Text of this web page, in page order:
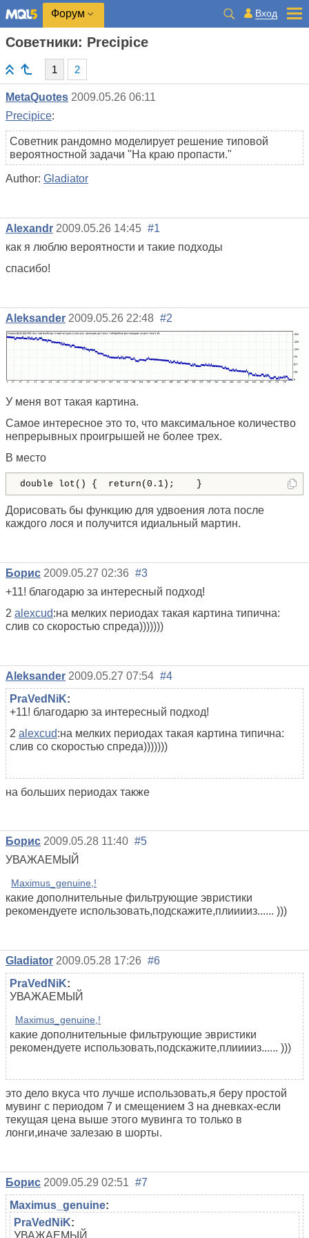
Форум Вход
Советники: Precipice
1 2
MetaQuotes 2009.05.26 06:11
Precipice:
Советник рандомно моделирует решение типовой
вероятностной задачи "На краю пропасти."
Author: Gladiator
Alexandr 2009.05.26 14:45 #1
как я люблю вероятности и такие подходы
спасибо!
Aleksander 2009.05.26 22:48 #2
У меня вот такая картина.
Самое интересное это то, что максимальное количество
непрерывных проигрышей не более трех.
В место
double lot() {  return(0.1);    }
Дорисовать бы функцию для удвоения лота после
каждого лося и получится идиальный мартин.
Борис 2009.05.27 02:36 #3
+11! благодарю за интересный подход!
2 alexcud:на мелких периодах такая картина типична:
слив со скоростью спреда)))))))
Aleksander 2009.05.27 07:54 #4
PraVedNiK:
+11! благодарю за интересный подход!
2 alexcud:на мелких периодах такая картина типична:
слив со скоростью спреда)))))))
на больших периодах также
Борис 2009.05.28 11:40 #5
УВАЖАЕМЫЙ
Maximus_genuine,!
какие дополнительные фильтрующие эвристики
рекомендуете использовать,подскажите,плииииз...... )))
Gladiator 2009.05.28 17:26 #6
PraVedNiK:
УВАЖАЕМЫЙ
Maximus_genuine,!
какие дополнительные фильтрующие эвристики
рекомендуете использовать,подскажите,плииииз...... )))
это дело вкуса что лучше использовать,я беру простой
мувинг с периодом 7 и смещением 3 на дневках-если
текущая цена выше этого мувинга то только в
лонги,иначе залезаю в шорты.
Борис 2009.05.29 02:51 #7
Maximus_genuine:
PraVedNiK:
УВАЖАЕМЫЙ